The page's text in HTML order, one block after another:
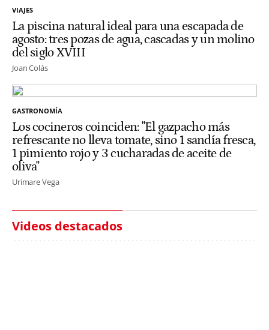
VIAJES
La piscina natural ideal para una escapada de
agosto: tres pozas de agua, cascadas y un molino
del siglo XVIII
Joan Colás
GASTRONOMÍA
Los cocineros coinciden: "El gazpacho más
refrescante no lleva tomate, sino 1 sandía fresca,
1 pimiento rojo y 3 cucharadas de aceite de
oliva"
Urimare Vega
Videos destacados